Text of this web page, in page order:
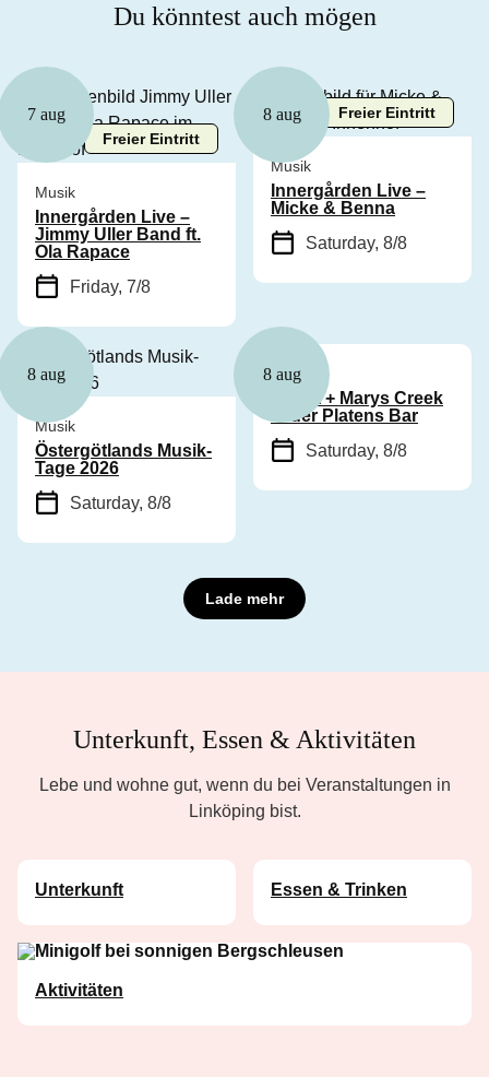
Du könntest auch mögen
7 aug
Freier Eintritt
Musik
Innergården Live –
Jimmy Uller Band ft.
Ola Rapace
Friday, 7/8
8 aug Freier Eintritt
Musik
Innergården Live –
Micke & Benna
Saturday, 8/8
8 aug
Musik
Östergötlands Musik-
Tage 2026
Saturday, 8/8
8 aug
Musik
Cyhra + Marys Creek
in der Platens Bar
Saturday, 8/8
Lade mehr
Unterkunft, Essen & Aktivitäten
Lebe und wohne gut, wenn du bei Veranstaltungen in
Linköping bist.
Unterkunft Essen & Trinken
Aktivitäten